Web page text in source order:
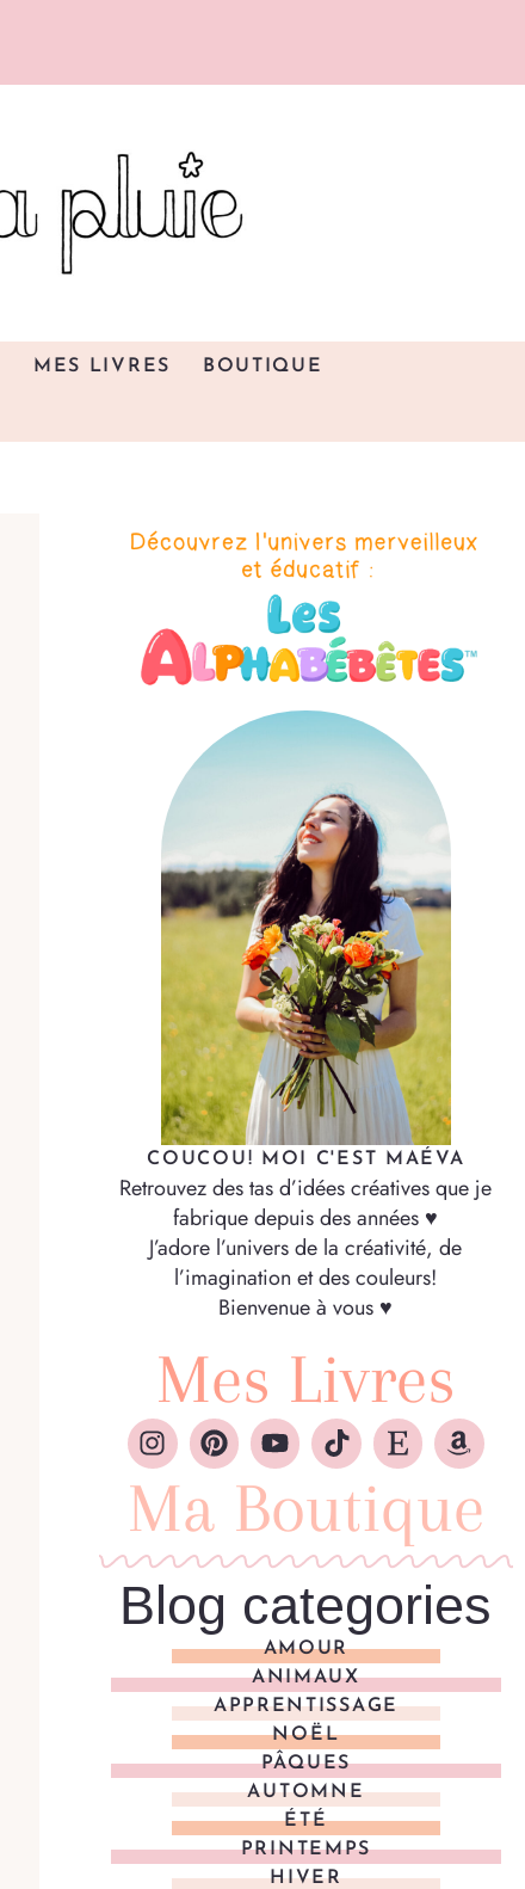
MES LIVRES BOUTIQUE
COUCOU! MOI C'EST MAÉVA
Retrouvez des tas d’idées créatives que je
fabrique depuis des années ♥
J’adore l’univers de la créativité, de
l’imagination et des couleurs!
Bienvenue à vous ♥
Mes Livres
Ma Boutique
Blog categories
AMOUR
ANIMAUX
APPRENTISSAGE
NOËL
PÂQUES
AUTOMNE
ÉTÉ
PRINTEMPS
HIVER